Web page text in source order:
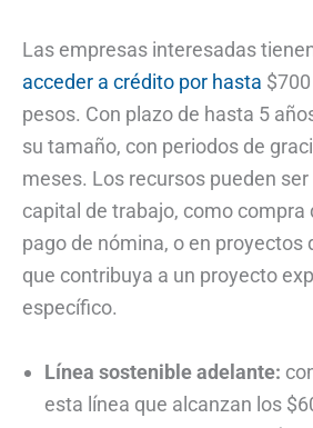
Las empresas interesadas
acceder a crédito por hasta
pesos. Con plazo de hasta 5
su tamaño, con periodos de
meses. Los recursos pueden
capital de trabajo, como compra
pago de nómina, o en proyectos
que contribuya a un proyecto
específico.
Línea sostenible adelante:
esta línea que alcanzan los